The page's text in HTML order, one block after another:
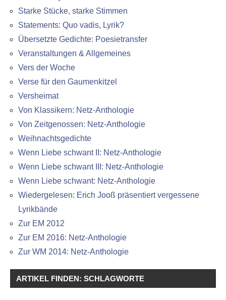
Starke Stücke, starke Stimmen
Statements: Quo vadis, Lyrik?
Übersetzte Gedichte: Poesietransfer
Veranstaltungen & Allgemeines
Vers der Woche
Verse für den Gaumenkitzel
Versheimat
Von Klassikern: Netz-Anthologie
Von Zeitgenossen: Netz-Anthologie
Weihnachtsgedichte
Wenn Liebe schwant II: Netz-Anthologie
Wenn Liebe schwant III: Netz-Anthologie
Wenn Liebe schwant: Netz-Anthologie
Wiedergelesen: Erich Jooß präsentiert vergessene
Lyrikbände
Zur EM 2012
Zur EM 2016: Netz-Anthologie
Zur WM 2014: Netz-Anthologie
ARTIKEL FINDEN: SCHLAGWORTE